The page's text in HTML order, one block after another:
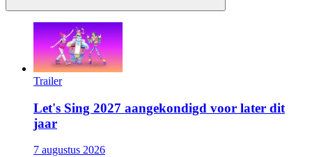
Trailer
Let's Sing 2027 aangekondigd voor later dit
jaar
7 augustus 2026